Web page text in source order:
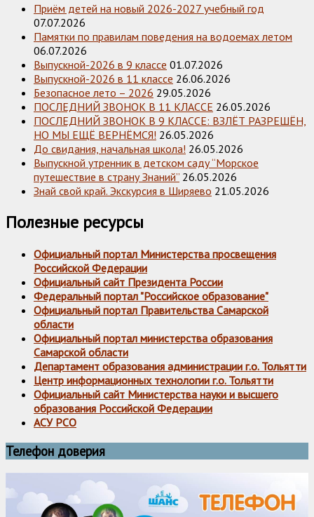
Приём детей на новый 2026-2027 учебный год
07.07.2026
Памятки по правилам поведения на водоемах летом
06.07.2026
Выпускной-2026 в 9 классе 01.07.2026
Выпускной-2026 в 11 классе 26.06.2026
Безопасное лето – 2026 29.05.2026
ПОСЛЕДНИЙ ЗВОНОК В 11 КЛАССЕ 26.05.2026
ПОСЛЕДНИЙ ЗВОНОК В 9 КЛАССЕ: ВЗЛЁТ РАЗРЕШЁН,
НО МЫ ЕЩЁ ВЕРНЁМСЯ! 26.05.2026
До свидания, начальная школа! 26.05.2026
Выпускной утренник в детском саду “Морское
путешествие в страну Знаний” 26.05.2026
Знай свой край. Экскурсия в Ширяево 21.05.2026
Полезные ресурсы
Официальный портал Министерства просвещения
Российской Федерации
Официальный сайт Президента России
Федеральный портал "Российское образование"
Официальный портал Правительства Самарской
области
Официальный портал министерства образования
Самарской области
Департамент образования администрации г.о. Тольятти
Центр информационных технологии г.о. Тольятти
Официальный сайт Министерства науки и высшего
образования Российской Федерации
АСУ РСО
Телефон доверия